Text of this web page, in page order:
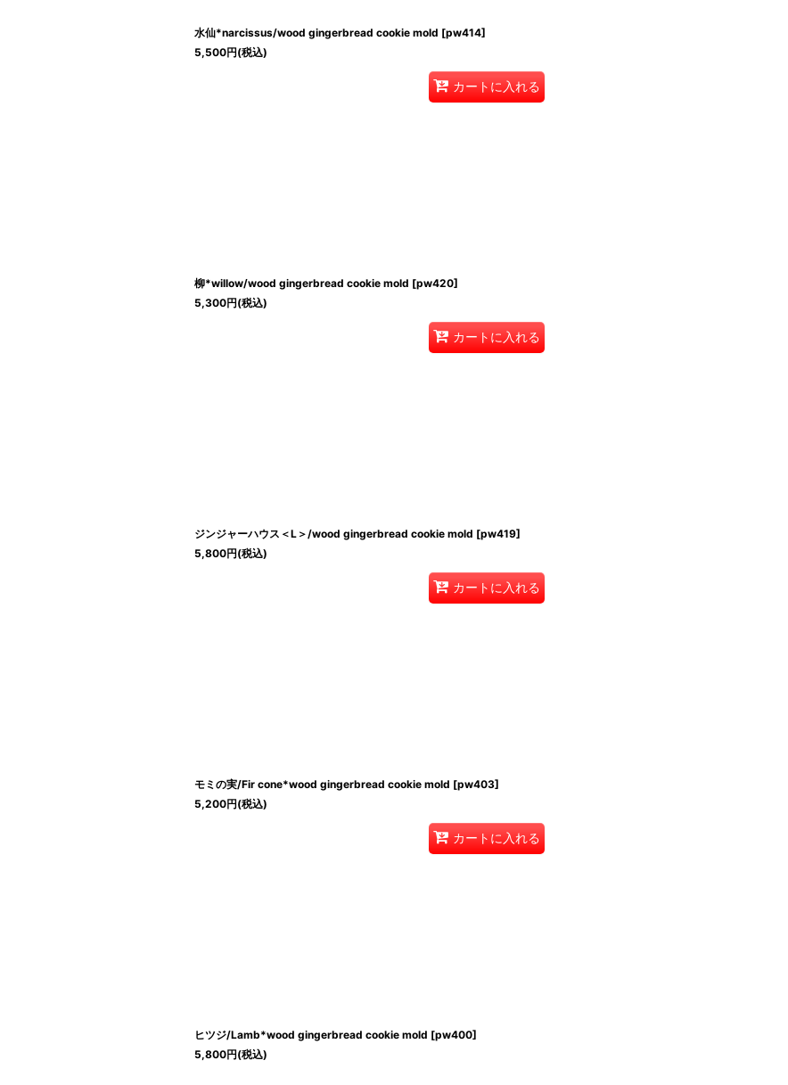
水仙*narcissus/wood gingerbread cookie mold [pw414]
5,500円(税込)
カートに入れる
柳*willow/wood gingerbread cookie mold [pw420]
5,300円(税込)
カートに入れる
ジンジャーハウス＜L＞/wood gingerbread cookie mold [pw419]
5,800円(税込)
カートに入れる
モミの実/Fir cone*wood gingerbread cookie mold [pw403]
5,200円(税込)
カートに入れる
ヒツジ/Lamb*wood gingerbread cookie mold [pw400]
5,800円(税込)